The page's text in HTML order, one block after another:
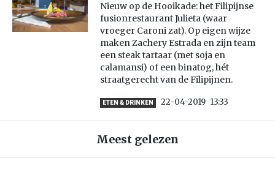
Nieuw op de Hooikade: het Filipijnse
fusionrestaurant Julieta (waar
vroeger Caroni zat). Op eigen wijze
maken Zachery Estrada en zijn team
een steak tartaar (met soja en
calamansi) of een binatog, hét
straatgerecht van de Filipijnen.
ETEN & DRINKEN 22-04-2019 13:33
Meest gelezen